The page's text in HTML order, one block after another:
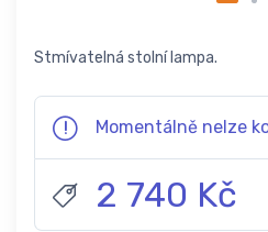
Stmívatelná stolní lampa.
Momentálně nelze
2 740 Kč